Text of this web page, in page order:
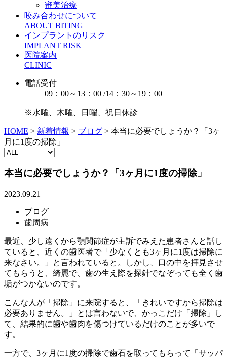
審美治療
咬み合わせについて
ABOUT BITING
インプラントのリスク
IMPLANT RISK
医院案内
CLINIC
電話受付
09：00～13：00 /14：30～19：00
※水曜、木曜、日曜、祝日休診
HOME > 新着情報 > ブログ > 本当に必要でしょうか？「3ヶ
月に1度の掃除」
本当に必要でしょうか？「3ヶ月に1度の掃除」
2023.09.21
ブログ
歯周病
最近、少し遠くから顎関節症が主訴でみえた患者さんと話し
ていると、近くの歯医者で「少なくとも3ヶ月に1度は掃除に
来なさい。」と言われていると。しかし、口の中を拝見させ
てもらうと、綺麗で、歯の生え際を探針でなぞっても全く歯
垢がつかないのです。
こんな人が「掃除」に来院すると、「きれいですから掃除は
必要ありません。」とは言わないで、かっこだけ「掃除」し
て、結果的に歯や歯肉を傷つけているだけのことが多いで
す。
一方で、3ヶ月に1度の掃除で歯石を取ってもらって「サッパ